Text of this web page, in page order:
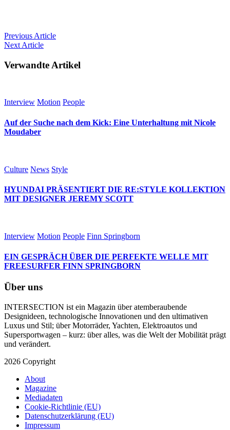
Previous Article
Next Article
Verwandte Artikel
Interview Motion People
Auf der Suche nach dem Kick: Eine Unterhaltung mit Nicole
Moudaber
Culture News Style
HYUNDAI PRÄSENTIERT DIE RE:STYLE KOLLEKTION
MIT DESIGNER JEREMY SCOTT
Interview Motion People Finn Springborn
EIN GESPRÄCH ÜBER DIE PERFEKTE WELLE MIT
FREESURFER FINN SPRINGBORN
Über uns
INTERSECTION ist ein Magazin über atemberaubende
Designideen, technologische Innovationen und den ultimativen
Luxus und Stil; über Motorräder, Yachten, Elektroautos und
Supersportwagen – kurz: über alles, was die Welt der Mobilität prägt
und verändert.
2026 Copyright
About
Magazine
Mediadaten
Cookie-Richtlinie (EU)
Datenschutzerklärung (EU)
Impressum